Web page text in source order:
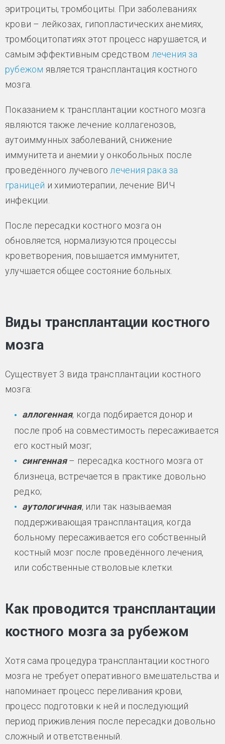
эритроциты, тромбоциты. При заболеваниях
крови – лейкозах, гипопластических анемиях,
тромбоцитопатиях этот процесс нарушается, и
самым эффективным средством лечения за
рубежом является трансплантация костного
мозга.
Показанием к трансплантации костного мозга
являются также лечение коллагенозов,
аутоиммунных заболеваний, снижение
иммунитета и анемии у онкобольных после
проведённого лучевоголечения рака за
границей и химиотерапии, лечение ВИЧ
инфекции.
После пересадки костного мозга он
обновляется, нормализуются процессы
кроветворения, повышается иммунитет,
улучшается общее состояние больных.
Виды трансплантации костного
мозга
Существует 3 вида трансплантации костного
мозга:
аллогенная, когда подбирается донор и
после проб на совместимость пересаживается
его костный мозг;
сингенная– пересадка костного мозга от
близнеца, встречается в практике довольно
редко;
аутологичная, или так называемая
поддерживающая трансплантация, когда
больному пересаживается его собственный
костный мозг после проведённого лечения,
или собственные стволовые клетки.
Как проводится трансплантации
костного мозга за рубежом
Хотя сама процедура трансплантации костного
мозга не требует оперативного вмешательства и
напоминает процесс переливания крови,
процесс подготовки к ней и последующий
период приживления после пересадки довольно
сложный и ответственный.